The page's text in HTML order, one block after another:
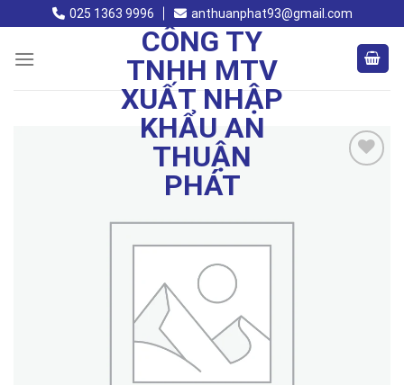
to
content
025 1363 9996 anthuanphat93@gmail.com
CÔNG TY
TNHH MTV
XUẤT NHẬP
KHẨU AN
THUẬN
PHÁT